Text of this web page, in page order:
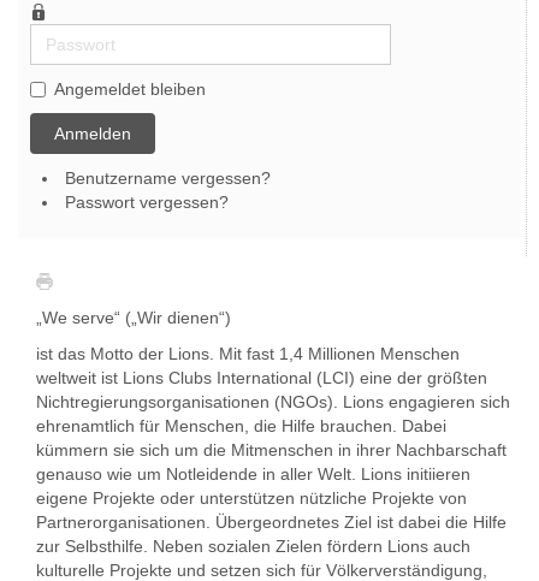
Passwort
Angemeldet bleiben
Anmelden
Benutzername vergessen?
Passwort vergessen?
„We serve“ („Wir dienen“)
ist das Motto der Lions. Mit fast 1,4 Millionen Menschen
weltweit ist Lions Clubs International (LCI) eine der größten
Nichtregierungsorganisationen (NGOs). Lions engagieren sich
ehrenamtlich für Menschen, die Hilfe brauchen. Dabei
kümmern sie sich um die Mitmenschen in ihrer Nachbarschaft
genauso wie um Notleidende in aller Welt. Lions initiieren
eigene Projekte oder unterstützen nützliche Projekte von
Partnerorganisationen. Übergeordnetes Ziel ist dabei die Hilfe
zur Selbsthilfe. Neben sozialen Zielen fördern Lions auch
kulturelle Projekte und setzen sich für Völkerverständigung,